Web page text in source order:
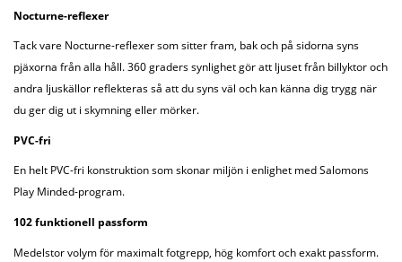
Nocturne-reflexer
Tack vare Nocturne-reflexer som sitter fram, bak och på sidorna syns
pjäxorna från alla håll. 360 graders synlighet gör att ljuset från billyktor och
andra ljuskällor reflekteras så att du syns väl och kan känna dig trygg när
du ger dig ut i skymning eller mörker.
PVC-fri
En helt PVC-fri konstruktion som skonar miljön i enlighet med Salomons
Play Minded-program.
102 funktionell passform
Medelstor volym för maximalt fotgrepp, hög komfort och exakt passform.